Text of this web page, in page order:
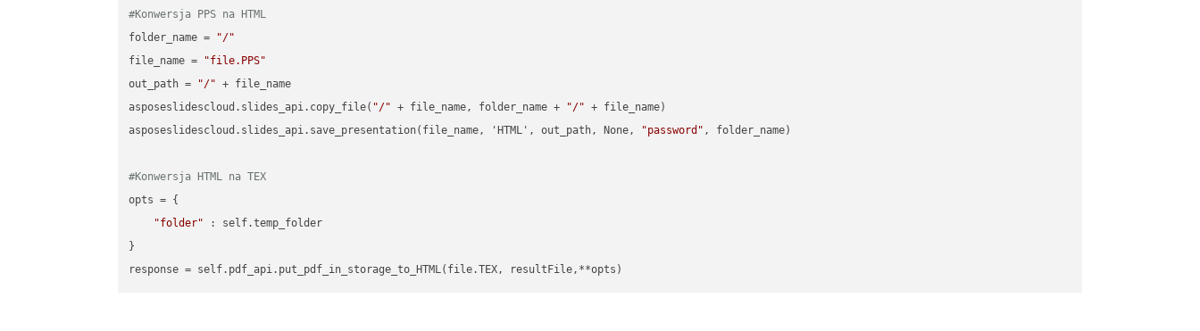
#Konwersja PPS na HTML
folder_name =
"/"
file_name =
"file.PPS"
out_path =
"/" + file_name
asposeslidescloud.slides_api.copy_file( "/" + file_name, folder_name + "/" + file_name)
asposeslidescloud.slides_api.save_presentation(file_name, 'HTML', out_path, None,
"password" , folder_name)
#Konwersja HTML na TEX
opts = {
"folder" : self.temp_folder
}